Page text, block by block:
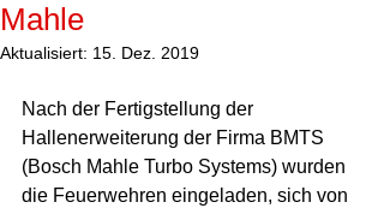
Mahle
Aktualisiert: 15. Dez. 2019
Nach der Fertigstellung der
Hallenerweiterung der Firma BMTS
(Bosch Mahle Turbo Systems) wurden
die Feuerwehren eingeladen, sich von